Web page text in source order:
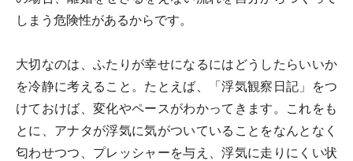
しまう危険性があるからです。
大切なのは、ふたりが幸せになるにはどうしたらいいか
を冷静に考えること。たとえば、「浮気観察日記」をつ
けておけば、変化やペースがわかってきます。これをも
とに、アナタが浮気に気がついていることをなんとなく
匂わせつつ、プレッシャーを与え、浮気に走りにくい状